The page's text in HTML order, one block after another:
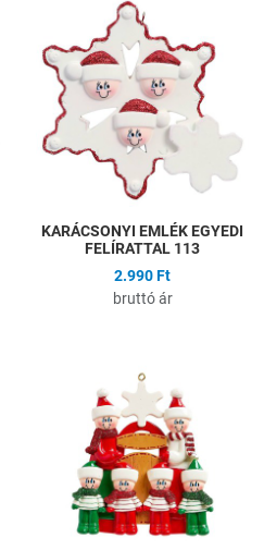
Hozzáadás a kívánságlistához
Összehasonlítás
Gyors nézet
KARÁCSONYI EMLÉK EGYEDI
FELÍRATTAL 113
2.990 Ft
bruttó ár
Összehasonlítás
Gyors nézet